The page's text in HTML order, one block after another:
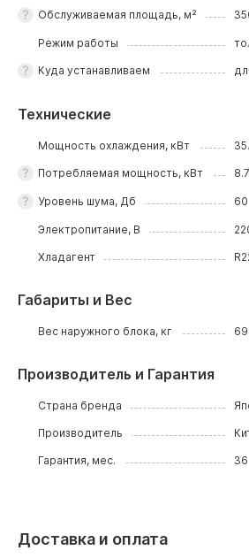
Обслуживаемая площадь, м²
Режим работы
Куда устанавливаем
Технические
Мощность охлаждения, кВт
Потребляемая мощность, кВт
Уровень шума, Дб 60
Электропитание, В
Хладагент
Габариты и Вес
Вес наружного блока, кг
Производитель и Гарантия
Страна бренда
Производитель
Гарантия, мес. 36
Доставка и оплата